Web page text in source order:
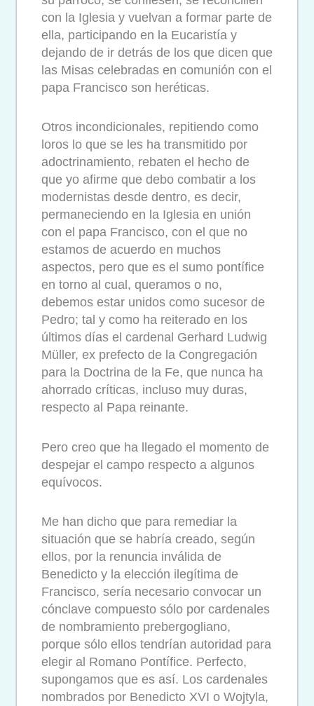
con la Iglesia y vuelvan a formar parte de
ella, participando en la Eucaristía y
dejando de ir detrás de los que dicen que
las Misas celebradas en comunión con el
papa Francisco son heréticas.
Otros incondicionales, repitiendo como
loros lo que se les ha transmitido por
adoctrinamiento, rebaten el hecho de
que yo afirme que debo combatir a los
modernistas desde dentro, es decir,
permaneciendo en la Iglesia en unión
con el papa Francisco, con el que no
estamos de acuerdo en muchos
aspectos, pero que es el sumo pontífice
en torno al cual, queramos o no,
debemos estar unidos como sucesor de
Pedro; tal y como ha reiterado en los
últimos días el cardenal Gerhard Ludwig
Müller, ex prefecto de la Congregación
para la Doctrina de la Fe, que nunca ha
ahorrado críticas, incluso muy duras,
respecto al Papa reinante.
Pero creo que ha llegado el momento de
despejar el campo respecto a algunos
equívocos.
Me han dicho que para remediar la
situación que se habría creado, según
ellos, por la renuncia inválida de
Benedicto y la elección ilegítima de
Francisco, sería necesario convocar un
cónclave compuesto sólo por cardenales
de nombramiento prebergogliano,
porque sólo ellos tendrían autoridad para
elegir al Romano Pontífice. Perfecto,
supongamos que es así. Los cardenales
nombrados por Benedicto XVI o Wojtyla,